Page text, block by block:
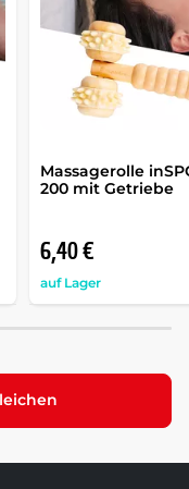
Massagerolle
200 mit Getriebe
6,40 €
auf Lager